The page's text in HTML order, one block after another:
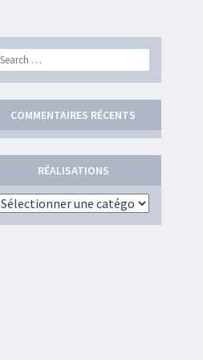
Search
COMMENTAIRES RÉCENTS
RÉALISATIONS
Réalisations